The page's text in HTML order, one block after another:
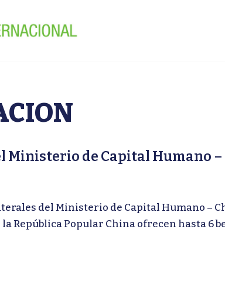
Ministerio de Capital Humano
del Ministerio de Capital Humano
República Popular China ofrecen hasta